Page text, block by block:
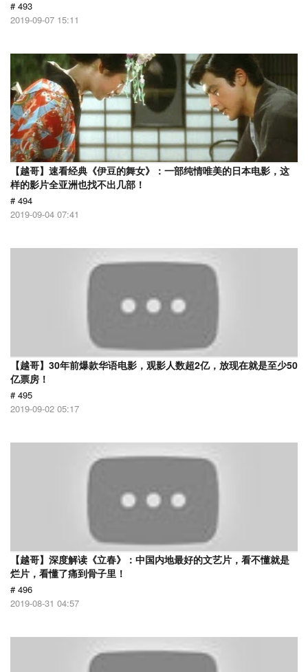
# 493
2019-09-07 15:11
【越哥】速看经典《伊豆的舞女》：一部纯情唯美的日本电影，这
样的影片全亚洲也找不出几部！
# 494
2019-09-04 07:41
【越哥】30年前爆款华语电影，观影人数超2亿，放现在就是至少50
亿票房！
# 495
2019-09-02 05:17
【越哥】深度解读《立春》：中国内地最好的文艺片，看不懂就是
烂片，看懂了痛到骨子里！
# 496
2019-08-31 04:57